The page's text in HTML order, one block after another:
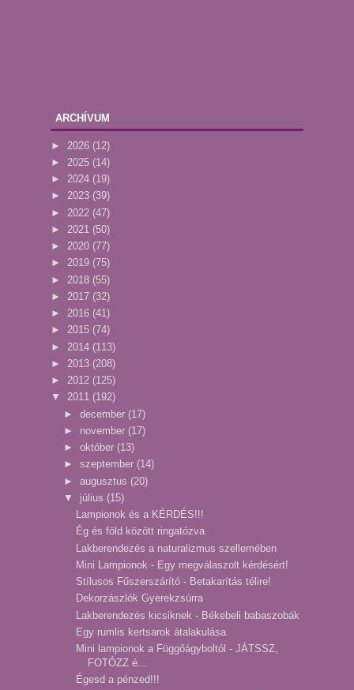
ARCHÍVUM
► 2026 (12)
► 2025 (14)
► 2024 (19)
► 2023 (39)
► 2022 (47)
► 2021 (50)
► 2020 (77)
► 2019 (75)
► 2018 (55)
► 2017 (32)
► 2016 (41)
► 2015 (74)
► 2014 (113)
► 2013 (208)
► 2012 (125)
▼ 2011 (192)
► december (17)
► november (17)
► október (13)
► szeptember (14)
► augusztus (20)
▼ július (15)
Lampionok és a KÉRDÉS!!!
Ég és föld között ringatózva
Lakberendezés a naturalizmus szellemében
Mini Lampionok - Egy megválaszolt kérdésért!
Stílusos Fűszerszárító - Betakarítás télire!
Dekorzászlók Gyerekzsúrra
Lakberendezés kicsiknek - Békebeli babaszobák
Egy rumlis kertsarok átalakulása
Mini lampionok a Függőágyboltól - JÁTSSZ,
FOTÓZZ é...
Égesd a pénzed!!!